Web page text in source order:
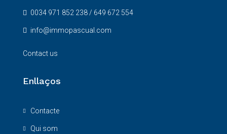
0034 971 852 238 / 649 672 554
info@immopascual.com
Contact us
Enllaços
Contacte
Qui som